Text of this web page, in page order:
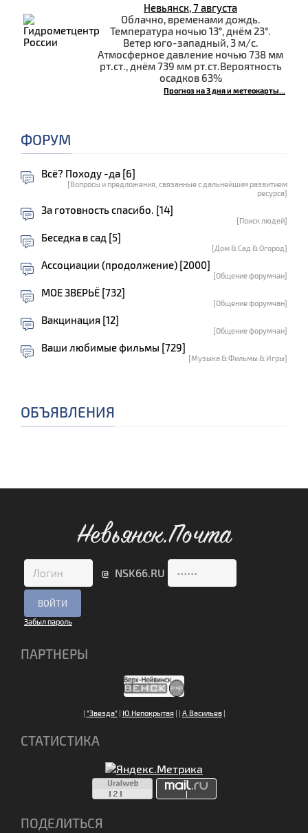
Невьянск, 7 августа
Облачно, временами дождь.
Температура ночью 13°, днём 23°.
Ветер юго-западный, 3 м/с.
Атмосферное давление ночью 738 мм
рт.ст., днём 739 мм рт.ст.Вероятность
осадков 63%
Прогноз на 3 дня и метеокарты...
ФОРУМ
Всё? Походу -да [6]
[Вопросы и предложения, связанные с дальнейшим развитием
ресурса]
За готовность спасибо. [14]
[Поиск людей]
Беседка в сад [5]
[Дом & Сад & Огород]
Ассоциации (продолжение) [2000]
[Общение форумчан]
МОЕ ЗВЕРЬЁ [732]
[Общение форумчан]
Вакцинация [12]
[Общение форумчан]
Ваши любимые фильмы [729]
[Музыка & Фильмы & Игры]
ОБЪЯВЛЕНИЯ
Невьянск.Почта
@ NSK66.RU
Забыл пароль
ПАРТНЕРЫ
| "Звезда"| Ю.Непокрытая| | А.Васильев|
СТАТИСТИКА
ПОДЕЛИТЬСЯ